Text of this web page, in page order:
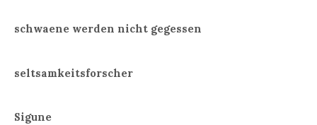
schwaene werden nicht gegessen
seltsamkeitsforscher
Sigune